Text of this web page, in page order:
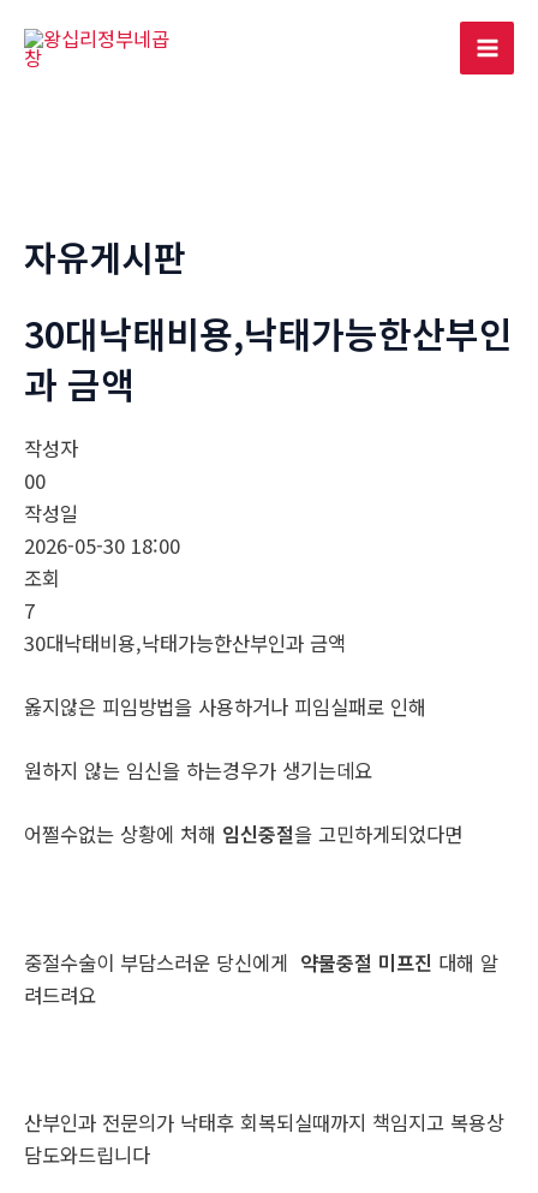
Main
자유게시판
30대낙태비용,낙태가능한산부인
과 금액
작성자
00
작성일
2026-05-30 18:00
조회
7
30대낙태비용,낙태가능한산부인과 금액
옳지않은 피임방법을 사용하거나 피임실패로 인해
원하지 않는 임신을 하는경우가 생기는데요
어쩔수없는 상황에 처해 임신중절을 고민하게되었다면
중절수술이 부담스러운 당신에게 약물중절 미프진 대해 알
려드려요
산부인과 전문의가 낙태후 회복되실때까지 책임지고 복용상
담도와드립니다